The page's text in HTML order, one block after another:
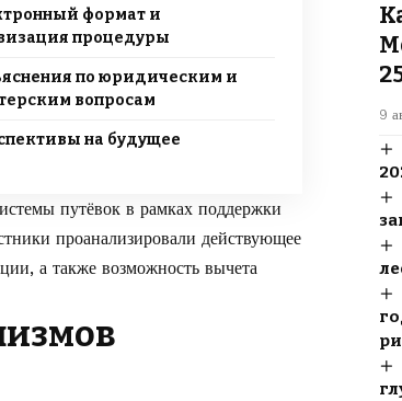
формат и
процедуры
по юридическим и
вопросам
на будущее
путёвок в рамках поддержки
проанализировали действующее
а также возможность вычета
9